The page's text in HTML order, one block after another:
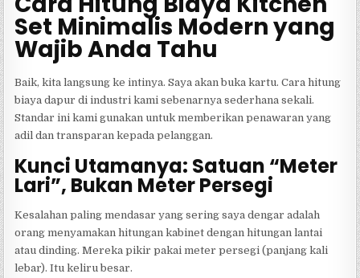
Set Minimalis Modern yang
Wajib Anda Tahu
Baik, kita langsung ke intinya. Saya akan buka kartu. Cara hitung
biaya dapur di industri kami sebenarnya sederhana sekali.
Standar ini kami gunakan untuk memberikan penawaran yang
adil dan transparan kepada pelanggan.
Kunci Utamanya: Satuan “Meter
Lari”, Bukan Meter Persegi
Kesalahan paling mendasar yang sering saya dengar adalah
orang menyamakan hitungan kabinet dengan hitungan lantai
atau dinding. Mereka pikir pakai meter persegi (panjang kali
lebar). Itu keliru besar.